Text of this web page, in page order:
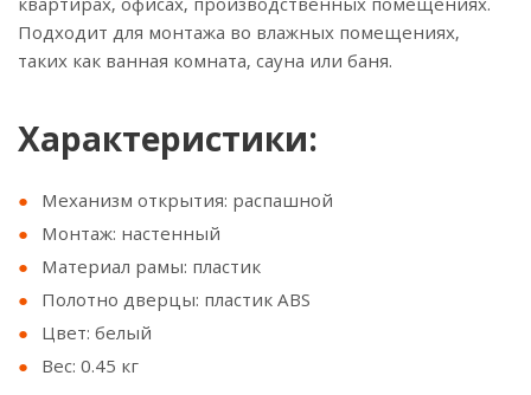
Подходит для монтажа во влажных помещениях,
таких как ванная комната, сауна или баня.
Характеристики:
Механизм открытия: распашной
Монтаж: настенный
Материал рамы: пластик
Полотно дверцы: пластик ABS
Цвет: белый
Вес: 0.45 кг